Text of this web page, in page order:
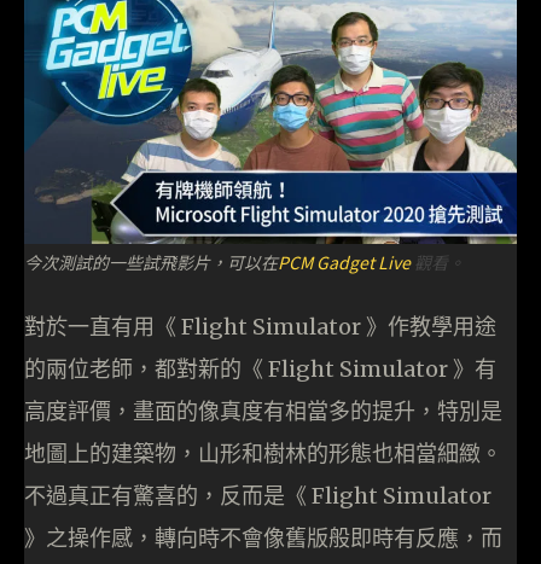
今次測試的一些試飛影片，可以在PCM Gadget Live 觀看。
對於一直有用《 Flight Simulator 》作教學用途
的兩位老師，都對新的《 Flight Simulator 》有
高度評價，畫面的像真度有相當多的提升，特別是
地圖上的建築物，山形和樹林的形態也相當細緻。
不過真正有驚喜的，反而是《 Flight Simulator
》之操作感，轉向時不會像舊版般即時有反應，而